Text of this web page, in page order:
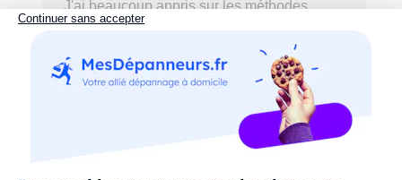
J'ai beaucoup appris sur les méthodes
d'entretiens des serrures, mais il faut dire
aussi que les modes opératoires doivent
dépendre du type de serrure. Est il possible
d'entretenir soi même sa serrure aussi bien
que le feraient des serruriers ?